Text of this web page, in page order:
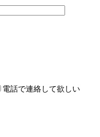
電話で連絡して欲しい